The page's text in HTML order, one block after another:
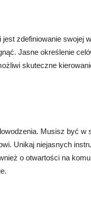
zdefiniowanie swojej
Jasne określenie
skuteczne
Musisz być w
Unikaj niejasnych
o otwartości na